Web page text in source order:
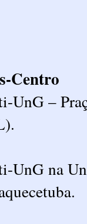
Centro
UnG –
UnG na